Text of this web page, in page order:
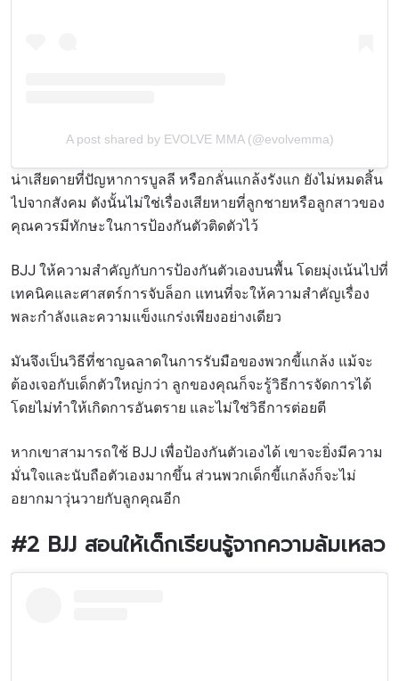
A post shared by EVOLVE MMA (@evolvemma)
น่าเสียดายที่ปัญหาการบูลลี หรือกลั่นแกล้งรังแก ยังไม่หมดสิ้น
ไปจากสังคม ดังนั้นไม่ใช่เรื่องเสียหายที่ลูกชายหรือลูกสาวของ
คุณควรมีทักษะในการป้องกันตัวติดตัวไว้
BJJ ให้ความสำคัญกับการป้องกันตัวเองบนพื้น โดยมุ่งเน้นไปที่
เทคนิคและศาสตร์การจับล็อก แทนที่จะให้ความสำคัญเรื่อง
พละกำลังและความแข็งแกร่งเพียงอย่างเดียว
มันจึงเป็นวิธีที่ชาญฉลาดในการรับมือของพวกขี้แกล้ง แม้จะ
ต้องเจอกับเด็กตัวใหญ่กว่า ลูกของคุณก็จะรู้วิธีการจัดการได้
โดยไม่ทำให้เกิดการอันตราย และไม่ใช่วิธีการต่อยตี
หากเขาสามารถใช้ BJJ เพื่อป้องกันตัวเองได้ เขาจะยิ่งมีความ
มั่นใจและนับถือตัวเองมากขึ้น ส่วนพวกเด็กขี้แกล้งก็จะไม่
อยากมาวุ่นวายกับลูกคุณอีก
#2 BJJ สอนให้เด็กเรียนรู้จากความล้มเหลว